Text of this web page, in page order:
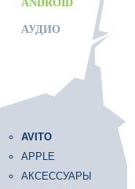
ANDROID
АУДИО
AVITO
APPLE
АКСЕССУАРЫ